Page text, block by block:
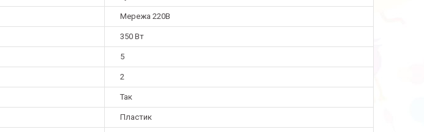
Мережа 220В
350 Вт
5
2
Так
Пластик